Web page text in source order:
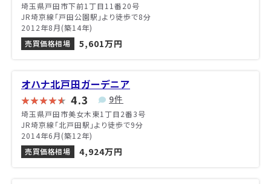
埼玉県戸田市下前1丁目11番20号
JR埼京線「戸田公園駅」より徒歩で8分
2012年8月(築14年)
売買価格相場
5,601万円
オハナ北戸田ガーデニア
4.3 9件
埼玉県戸田市美女木東1丁目2番3号
JR埼京線「北戸田駅」より徒歩で9分
2014年6月(築12年)
売買価格相場
4,924万円